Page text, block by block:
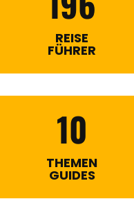
REISE
FÜHRER
10
THEMEN
GUIDES